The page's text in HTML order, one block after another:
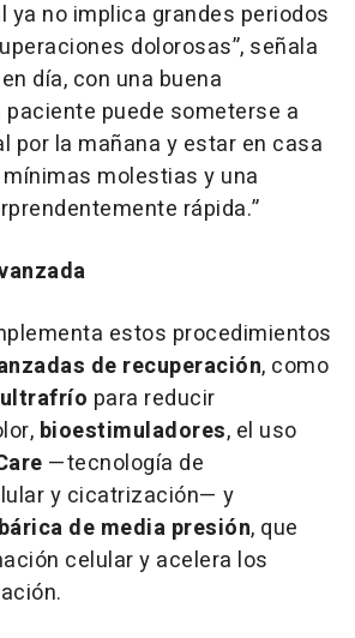
ya no implica grandes periodos
dolorosas”, señala
día, con una buena
puede someterse a
por la mañana y estar en casa
molestias y una
rápida.”
estos procedimientos
de recuperación, como
ultrafrío para reducir
bioestimuladores, el uso
—tecnología de
y cicatrización— y
de media presión, que
celular y acelera los